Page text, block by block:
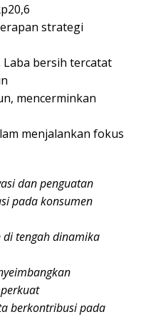
strategi
bersih tercatat
mencerminkan
menjalankan fokus
dan penguatan
pada konsumen
di tengah dinamika
berkontribusi pada